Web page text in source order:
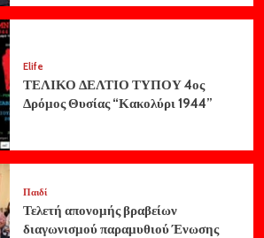
Elife
ΤΕΛΙΚΟ ΔΕΛΤΙΟ ΤΥΠΟΥ 4ος
Δρόμος Θυσίας “Κακολύρι 1944”
Παιδί
Τελετή απονομής βραβείων
διαγωνισμού παραμυθιού Ένωσης